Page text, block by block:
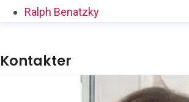
Ralph Benatzky
Kontakter